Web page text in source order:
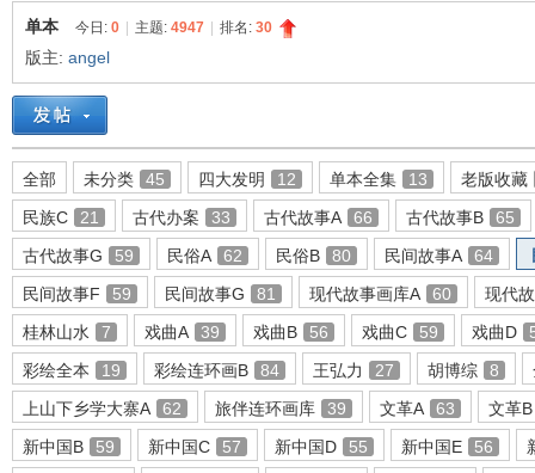
连
环
» › ›
单本 今日: 0 主题: 4947 排名: 30
版主: angel
全部 未分类 45 四大发明 12 单本全集 13
老版收藏
民族C
21 古代办案 33 古代故事A 66 古代故事B
65
古代故事G
59 民俗A 62 民俗B 80 民间故事A 64
民间故事F
59 民间故事G 81 现代故事画库A 60
现代
桂林山水
7 戏曲A 39 戏曲B 56 戏曲C 59 戏曲D
彩绘全本
19 彩绘连环画B 84 王弘力 27 胡博综 8
上山下乡学大寨A
62 旅伴连环画库 39 文革A 63
文革B
新中国B
59 新中国C 57 新中国D 55 新中国E 56